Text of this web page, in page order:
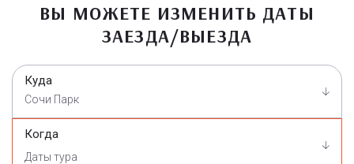
ВЫ МОЖЕТЕ ИЗМЕНИТЬ ДАТЫ
ЗАЕЗДА/ВЫЕЗДА
Куда
Сочи Парк
Когда